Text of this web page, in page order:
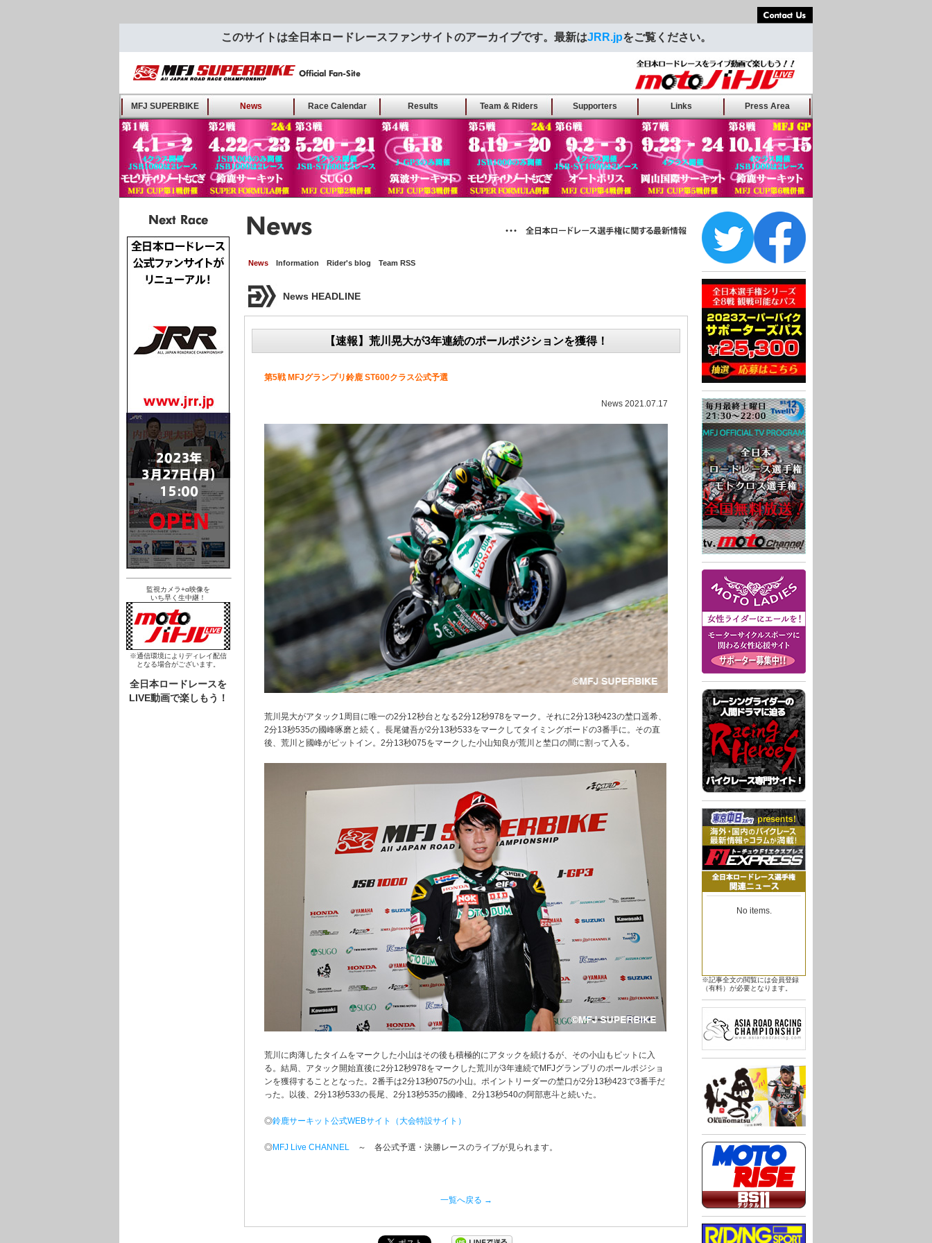
このサイトは全日本ロードレースファンサイトのアーカイブです。最新はJRR.jpをご覧ください。
MFJ SUPERBIKE ALL
JAPAN ROAD RACE
CHAMPIONSHIP - Offical
Fan-Site
motoバトルLIVE
MFJ SUPERBIKE News Race Calendar Results Team & Riders Supporters Links Press Area
Next Race
監視カメラ+α映像を
いち早く生中継！
※通信環境によりディレイ配信
となる場合がございます。
全日本ロードレースを
LIVE動画で楽しもう！
No items.
※記事全文の閲覧には会員登録
（有料）が必要となります。
News Information Rider's blog Team RSS
News HEADLINE
【速報】荒川晃大が3年連続のポールポジションを獲得！
第5戦 MFJグランプリ鈴鹿 ST600クラス公式予選
News 2021.07.17
荒川晃大がアタック1周目に唯一の2分12秒台となる2分12秒978をマーク。それに2分13秒423の埜口遥希、
2分13秒535の國峰啄磨と続く。長尾健吾が2分13秒533をマークしてタイミングボードの3番手に。その直
後、荒川と國峰がピットイン。2分13秒075をマークした小山知良が荒川と埜口の間に割って入る。
荒川に肉薄したタイムをマークした小山はその後も積極的にアタックを続けるが、その小山もピットに入
る。結局、アタック開始直後に2分12秒978をマークした荒川が3年連続でMFJグランプリのポールポジショ
ンを獲得することとなった。2番手は2分13秒075の小山。ポイントリーダーの埜口が2分13秒423で3番手だ
った。以後、2分13秒533の長尾、2分13秒535の國峰、2分13秒540の阿部恵斗と続いた。
◎鈴鹿サーキット公式WEBサイト（大会特設サイト）
◎MFJ Live CHANNEL ～ 各公式予選・決勝レースのライブが見られます。
一覧へ戻る →